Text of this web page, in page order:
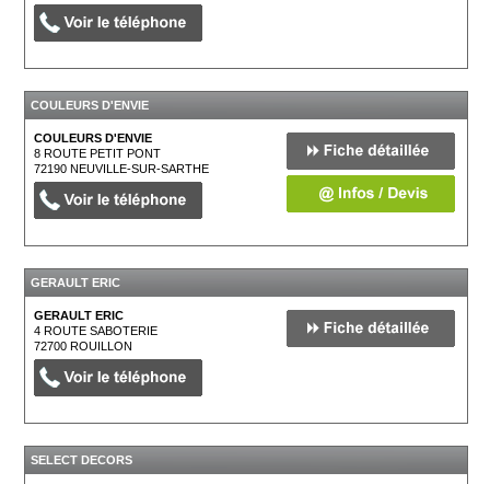
COULEURS D'ENVIE
COULEURS D'ENVIE
8 ROUTE PETIT PONT
72190NEUVILLE-SUR-SARTHE
GERAULT ERIC
GERAULT ERIC
4 ROUTE SABOTERIE
72700ROUILLON
SELECT DECORS